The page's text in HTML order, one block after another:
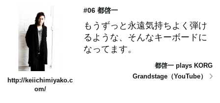
http://keiichimiyako.c
om/
#06 都啓一
もうずっと永遠気持ちよく弾け
るような、そんなキーボードに
なってます。
都啓一 plays KORG
Grandstage（YouTube）